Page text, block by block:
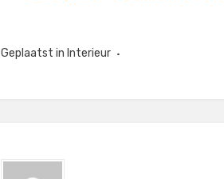
Geplaatst in Interieur